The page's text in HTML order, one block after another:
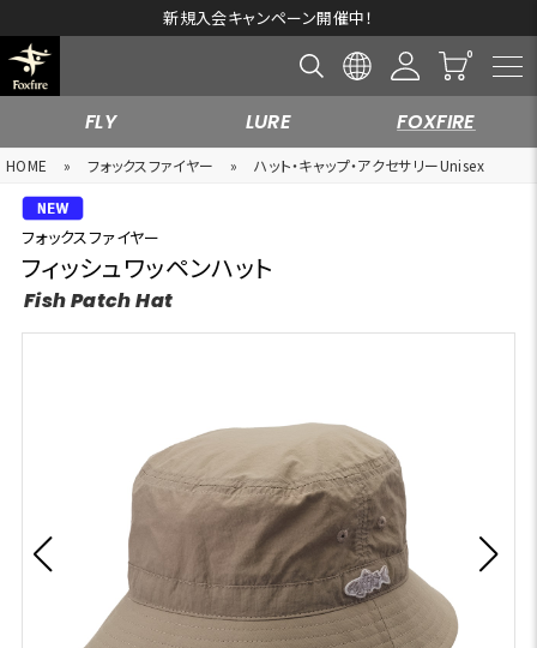
新規入会キャンペーン開催中！
FLY LURE FOXFIRE
HOME » フォックスファイヤー » ハット・キャップ・アクセサリーUnisex
フォックスファイヤー
フィッシュワッペンハット
Fish Patch Hat